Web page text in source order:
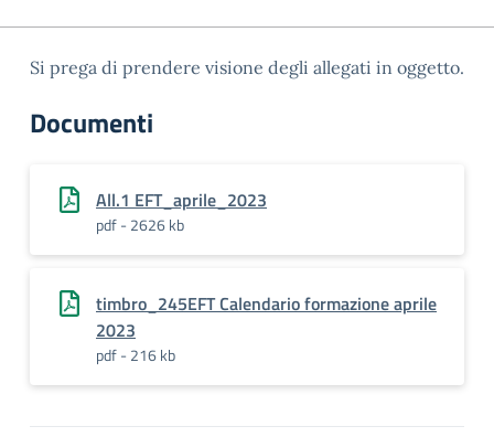
Si prega di prendere visione degli allegati in oggetto.
Documenti
All.1 EFT_aprile_2023
pdf - 2626 kb
timbro_245EFT Calendario formazione aprile
2023
pdf - 216 kb